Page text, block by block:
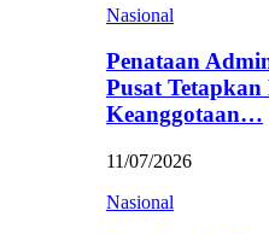
Nasional
Penataan
Pusat
Keanggotaan…
11/07/2026
Nasional